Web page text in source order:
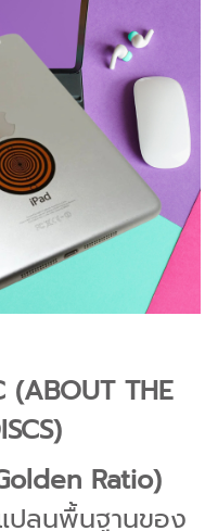
(ABOUT THE
Ratio)
ลนพื้นฐานของ